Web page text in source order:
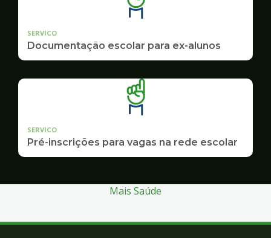
SERVICO
Documentação escolar para ex-alunos
SERVICO
Pré-inscrições para vagas na rede escolar
Mais Saúde